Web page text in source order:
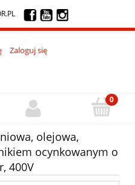
Zaloguj się
olejowa,
ocynkowanym o
400V